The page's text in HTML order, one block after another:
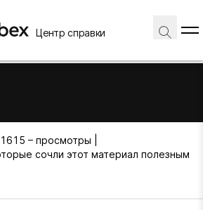
Центр справки
1615 – просмотры |
сочли этот материал полезным